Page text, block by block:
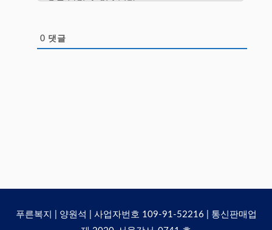
0 댓글
푸른복지 | 양원석 | 사업자번호 109-91-52216 | 통신판매업